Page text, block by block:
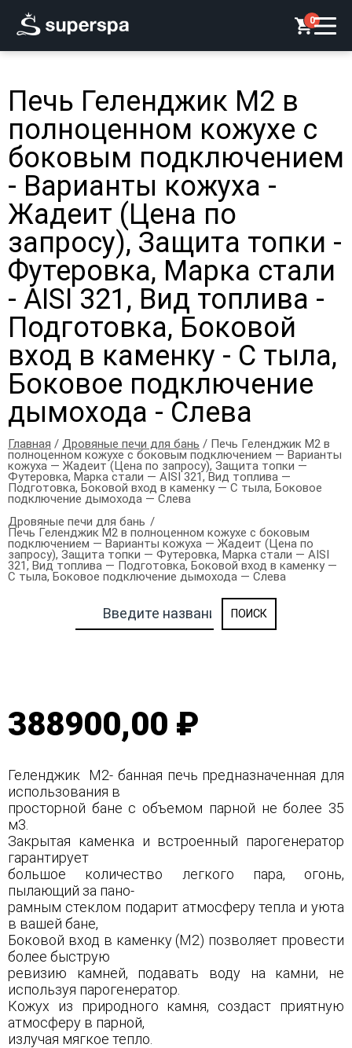
0
Печь Геленджик М2 в
полноценном кожухе с
боковым подключением
- Варианты кожуха -
Жадеит (Цена по
запросу), Защита топки -
Футеровка, Марка стали
- AISI 321, Вид топлива -
Подготовка, Боковой
вход в каменку - С тыла,
Боковое подключение
дымохода - Слева
Главная / Дровяные печи для бань / Печь Геленджик М2 в
полноценном кожухе с боковым подключением — Варианты
кожуха — Жадеит (Цена по запросу), Защита топки —
Футеровка, Марка стали — AISI 321, Вид топлива —
Подготовка, Боковой вход в каменку — С тыла, Боковое
подключение дымохода — Слева
Дровяные печи для бань
Печь Геленджик М2 в полноценном кожухе с боковым
подключением — Варианты кожуха — Жадеит (Цена по
запросу), Защита топки — Футеровка, Марка стали — AISI
321, Вид топлива — Подготовка, Боковой вход в каменку —
С тыла, Боковое подключение дымохода — Слева
388900,00 ₽
Геленджик М2- банная печь предназначенная для
использования в
просторной бане с объемом парной не более 35
м3.
Закрытая каменка и встроенный парогенератор
гарантирует
большое количество легкого пара, огонь,
пылающий за пано-
рамным стеклом подарит атмосферу тепла и уюта
в вашей бане,
Боковой вход в каменку (М2) позволяет провести
более быструю
ревизию камней, подавать воду на камни, не
используя парогенератор.
Кожух из природного камня, создаст приятную
атмосферу в парной,
излучая мягкое тепло.